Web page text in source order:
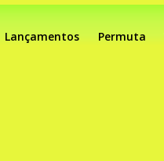
Lançamentos Permuta